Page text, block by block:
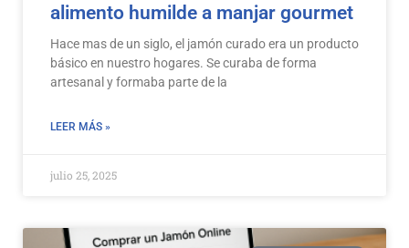
alimento humilde a manjar gourmet
Hace mas de un siglo, el jamón curado era un producto
básico en nuestro hogares. Se curaba de forma
artesanal y formaba parte de la
LEER MÁS »
julio 25, 2025